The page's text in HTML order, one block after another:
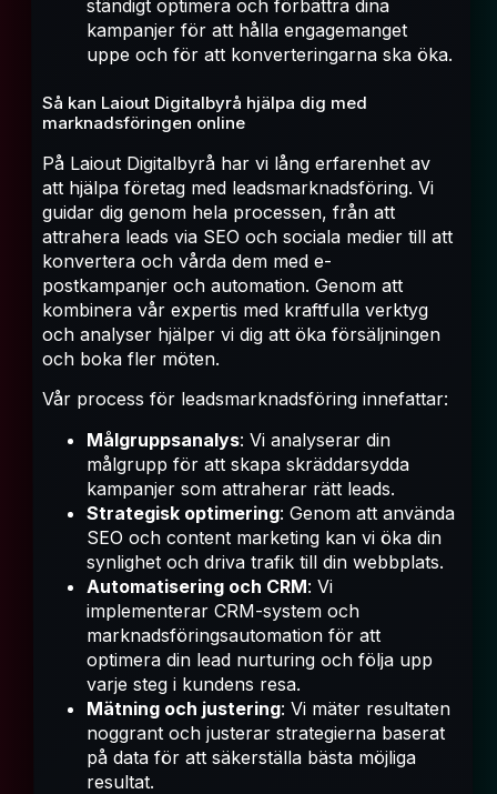
ständigt optimera och förbättra dina
kampanjer för att hålla engagemanget
uppe och för att konverteringarna ska öka.
Så kan Laiout Digitalbyrå hjälpa dig med
marknadsföringen online
På Laiout Digitalbyrå har vi lång erfarenhet av
att hjälpa företag med leadsmarknadsföring. Vi
guidar dig genom hela processen, från att
attrahera leads via SEO och sociala medier till att
konvertera och vårda dem med e-
postkampanjer och automation. Genom att
kombinera vår expertis med kraftfulla verktyg
och analyser hjälper vi dig att öka försäljningen
och boka fler möten.
Vår process för leadsmarknadsföring innefattar:
Målgruppsanalys: Vi analyserar din
målgrupp för att skapa skräddarsydda
kampanjer som attraherar rätt leads.
Strategisk optimering: Genom att använda
SEO och content marketing kan vi öka din
synlighet och driva trafik till din webbplats.
Automatisering och CRM: Vi
implementerar CRM-system och
marknadsföringsautomation för att
optimera din lead nurturing och följa upp
varje steg i kundens resa.
Mätning och justering: Vi mäter resultaten
noggrant och justerar strategierna baserat
på data för att säkerställa bästa möjliga
resultat.